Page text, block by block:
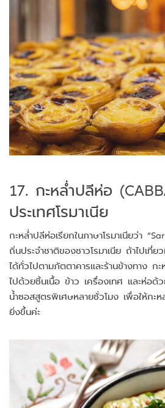
17. กะหล่ำปลีห่อ
ประเทศโรมาเนีย
กะหล่ำปลีห่อเรียกในภาษาโรมาเนียว่า
ถิ่นประจำชาติของชาวโรมาเนีย ถ้าไปเที่ย
ได้ทั่วไปตามภัตตาคารและร้านข้างทาง กะ
ไปด้วยชิ้นเนื้อ ข้าว เครื่องเทศ และห่อด้
น้ำซอสสูตรพิเศษหลายชั่วโมง เพื่อให้กะห
ยิ่งขึ้นค่ะ